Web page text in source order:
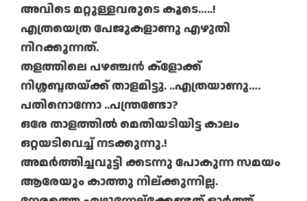
അവിടെ മറ്റുള്ളവരുടെ കൂടെ…..!
എത്രയെത്ര പേജുകളാണു എഴുതി
നിറക്കുന്നത്.
തളത്തിലെ പഴഞ്ചൻ ക്ളോക്ക്
നിശ്ശബ്ദതയ്ക്ക് താളമിട്ടു. ..എത്രയാണു….
പതിനൊന്നോ ..പന്ത്രണ്ടോ?
ഒരേ താളത്തിൽ മെതിയടിയിട്ട കാലം
ഒറ്റയടിവെച്ച് നടക്കുന്നു.!
അമർത്തിച്ചവുട്ടി ക്കടന്നു പോകുന്ന സമയം
ആരേയും കാത്തു നില്ക്കുന്നില്ല.